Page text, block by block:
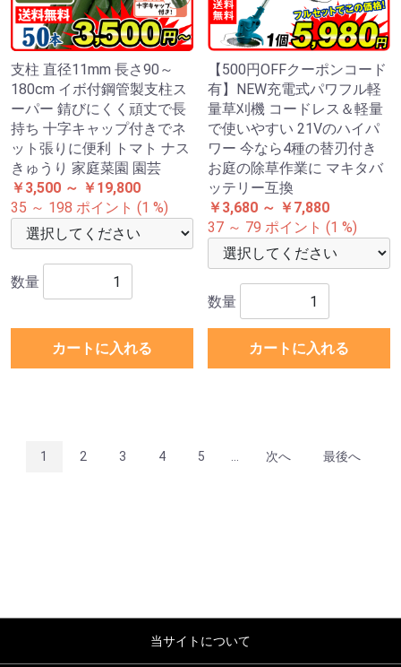
支柱 直径11mm 長さ90～
180cm イボ付鋼管製支柱ス
ーパー 錆びにくく頑丈で長
持ち 十字キャップ付きでネ
ット張りに便利 トマト ナス
きゅうり 家庭菜園 園芸
￥3,500 ～ ￥19,800
35 ～ 198 ポイント (1 %)
数量
カートに入れる
【500円OFFクーポンコード
有】NEW充電式パワフル軽
量草刈機 コードレス＆軽量
で使いやすい 21Vのハイパ
ワー 今なら4種の替刃付き
お庭の除草作業に マキタバ
ッテリー互換
￥3,680 ～ ￥7,880
37 ～ 79 ポイント (1 %)
数量
カートに入れる
1 2 3 4 5 ... 次へ 最後へ
当サイトについて